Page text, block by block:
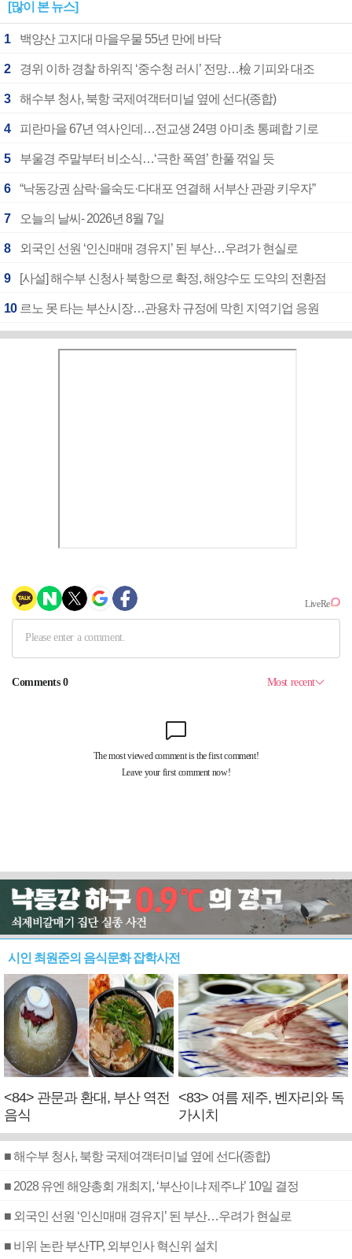
[많이 본 뉴스]
1 백양산 고지대 마을우물 55년 만에 바닥
2 경위 이하 경찰 하위직 ‘중수청 러시’ 전망…檢 기피와 대조
3 해수부 청사, 북항 국제여객터미널 옆에 선다(종합)
4 피란마을 67년 역사인데…전교생 24명 아미초 통폐합 기로
5 부울경 주말부터 비소식…‘극한 폭염’ 한풀 꺾일 듯
6 “낙동강권 삼락·을숙도·다대포 연결해 서부산 관광 키우자”
7 오늘의 날씨- 2026년 8월 7일
8 외국인 선원 ‘인신매매 경유지’ 된 부산…우려가 현실로
9 [사설] 해수부 신청사 북항으로 확정, 해양수도 도약의 전환점
10 르노 못 타는 부산시장…관용차 규정에 막힌 지역기업 응원
시인 최원준의 음식문화 잡학사전
<84> 관문과 환대, 부산 역전
음식
<83> 여름 제주, 벤자리와 독
가시치
■ 해수부 청사, 북항 국제여객터미널 옆에 선다(종합)
■ 2028 유엔 해양총회 개최지, ‘부산이냐 제주냐’ 10일 결정
■ 외국인 선원 ‘인신매매 경유지’ 된 부산…우려가 현실로
■ 비위 논란 부산TP, 외부인사 혁신위 설치